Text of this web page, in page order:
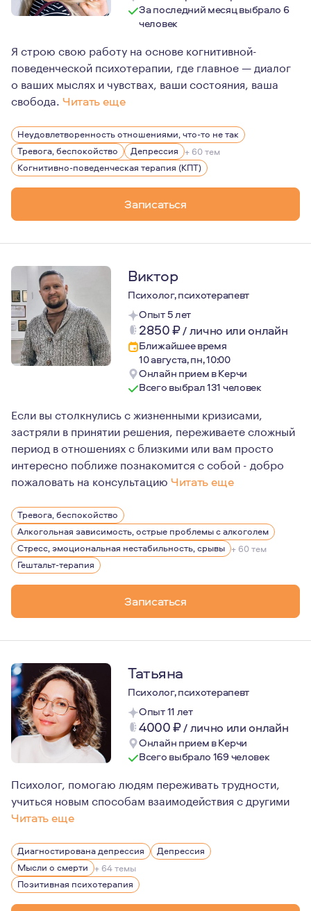
За последний месяц выбрало 6
человек
Я строю свою работу на основе когнитивной-
поведенческой психотерапии, где главное — диалог
о ваших мыслях и чувствах, ваши состояния, ваша
свобода. Читать еще
Я ориентируюсь в жизни на двух основных моментах:
Постоянно нахожусь в процессе повышения
Неудовлетворенность отношениями, что-то не так
Тревога, беспокойство
Депрессия + 60 тем
Когнитивно-поведенческая терапия (КПТ)
Записаться
Виктор
Психолог, психотерапевт
Опыт 5 лет
2850₽/лично или онлайн
Ближайшее время
10 августа, пн, 10:00
Онлайн прием в Керчи
Всего выбрал 131 человек
Если вы столкнулись с жизненными кризисами,
застряли в принятии решения, переживаете сложный
период в отношениях с близкими или вам просто
интересно поближе познакомится с собой - добро
пожаловать на консультацию Читать еще
В работе психолога, психотерапевта наиболее
Честность, выстраивание доверительных,
Тревога, беспокойство
Алкогольная зависимость, острые проблемы с алкоголем
Стресс, эмоциональная нестабильность, срывы + 60 тем
Гештальт-терапия
Записаться
Татьяна
Психолог, психотерапевт
Опыт 11 лет
4000₽/лично или онлайн
Онлайн прием в Керчи
Всего выбрало 169 человек
Психолог, помогаю людям переживать трудности,
учиться новым способам взаимодействия с другими
Читать еще
Некоторое время я была клиентом психолога.
Диагностирована депрессия
Депрессия
Мысли о смерти + 64 темы
Позитивная психотерапия